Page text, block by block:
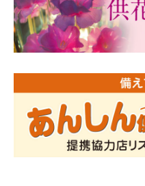
瀬 ご参加ありがとうご
2024/01/19令和6年能
告
人形供養
2023/12/16終活なる
ス®上鶴間 エンディン
2023/11/29 永田屋創
ントホテル東京町田